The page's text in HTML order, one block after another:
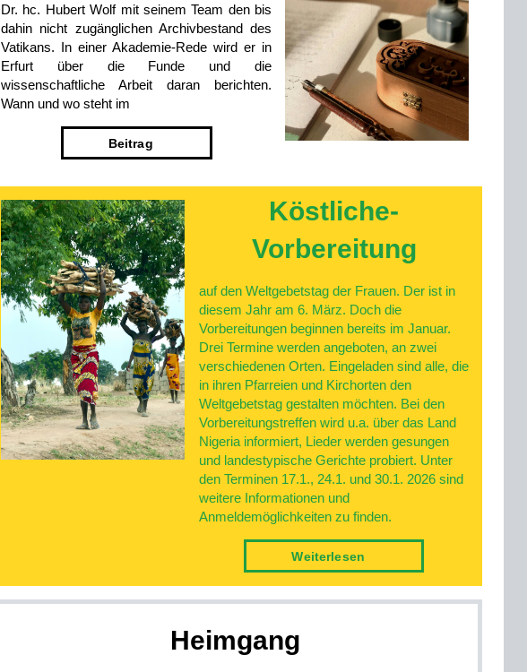
Dr. hc. Hubert Wolf mit seinem Team den bis
dahin nicht zugänglichen Archivbestand des
Vatikans. In einer Akademie-Rede wird er in
Erfurt über die Funde und die
wissenschaftliche Arbeit daran berichten.
Wann und wo steht im
Bei­trag
Köstliche­
Vorbereitung
auf den Weltgebetstag der Frauen. Der ist in
diesem Jahr am 6. März. Doch die
Vorbereitungen beginnen bereits im Januar.
Drei Termine werden angeboten, an zwei
verschiedenen Orten. Eingeladen sind alle, die
in ihren Pfarreien und Kirchorten den
Weltgebetstag gestalten möchten. Bei den
Vorbereitungstreffen wird u.a. über das Land
Nigeria informiert, Lieder werden gesungen
und landestypische Gerichte probiert. Unter
den Terminen 17.1., 24.1. und 30.1. 2026 sind
weitere Informationen und
Anmeldemöglichkeiten zu finden.
Weiter­lesen
Heim­gang